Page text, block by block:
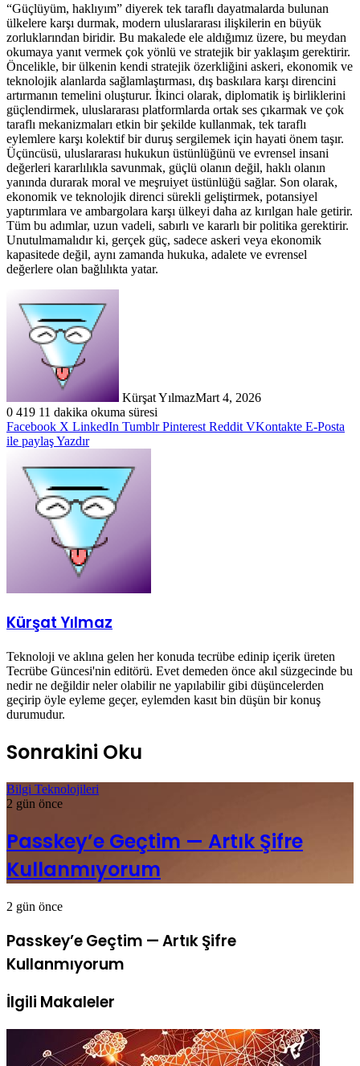
“Güçlüyüm, haklıyım” diyerek tek taraflı dayatmalarda bulunan
ülkelere karşı durmak, modern uluslararası ilişkilerin en büyük
zorluklarından biridir. Bu makalede ele aldığımız üzere, bu meydan
okumaya yanıt vermek çok yönlü ve stratejik bir yaklaşım gerektirir.
Öncelikle, bir ülkenin kendi stratejik özerkliğini askeri, ekonomik ve
teknolojik alanlarda sağlamlaştırması, dış baskılara karşı direncini
artırmanın temelini oluşturur. İkinci olarak, diplomatik iş birliklerini
güçlendirmek, uluslararası platformlarda ortak ses çıkarmak ve çok
taraflı mekanizmaları etkin bir şekilde kullanmak, tek taraflı
eylemlere karşı kolektif bir duruş sergilemek için hayati önem taşır.
Üçüncüsü, uluslararası hukukun üstünlüğünü ve evrensel insani
değerleri kararlılıkla savunmak, güçlü olanın değil, haklı olanın
yanında durarak moral ve meşruiyet üstünlüğü sağlar. Son olarak,
ekonomik ve teknolojik direnci sürekli geliştirmek, potansiyel
yaptırımlara ve ambargolara karşı ülkeyi daha az kırılgan hale getirir.
Tüm bu adımlar, uzun vadeli, sabırlı ve kararlı bir politika gerektirir.
Unutulmamalıdır ki, gerçek güç, sadece askeri veya ekonomik
kapasitede değil, aynı zamanda hukuka, adalete ve evrensel
değerlere olan bağlılıkta yatar.
Kürşat YılmazMart 4, 2026
0 419 11 dakika okuma süresi
Facebook X LinkedIn Tumblr Pinterest Reddit VKontakte E-Posta
ile paylaşYazdır
Kürşat Yılmaz
Teknoloji ve aklına gelen her konuda tecrübe edinip içerik üreten
Tecrübe Güncesi'nin editörü. Evet demeden önce akıl süzgecinde bu
nedir ne değildir neler olabilir ne yapılabilir gibi düşüncelerden
geçirip öyle eyleme geçer, eylemden kasıt bin düşün bir konuş
durumudur.
Sonrakini Oku
Bilgi Teknolojileri
2 gün önce
Passkey’e Geçtim — Artık Şifre
Kullanmıyorum
2 gün önce
Passkey’e Geçtim — Artık Şifre
Kullanmıyorum
İlgili Makaleler